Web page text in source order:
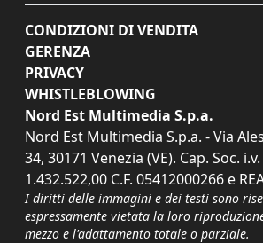
CONDIZIONI DI VENDITA
GERENZA
PRIVACY
WHISTLEBLOWING
Nord Est Multimedia S.p.a.
Nord Est Multimedia S.p.a. - Via
34, 30171 Venezia (VE). Cap. Soc.
1.432.522,00 C.F. 05412000266 e
I diritti delle immagini e dei testi sono
espressamente vietata la loro
mezzo e l'adattamento totale o parziale.